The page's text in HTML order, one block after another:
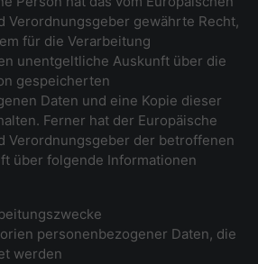
Verordnungsgeber gewährte Recht,
für die Verarbeitung
unentgeltliche Auskunft über die
gespeicherten
Daten und eine Kopie dieser
Ferner hat der Europäische
Verordnungsgeber der betroffenen
über folgende Informationen
personenbezogener Daten, die
werden